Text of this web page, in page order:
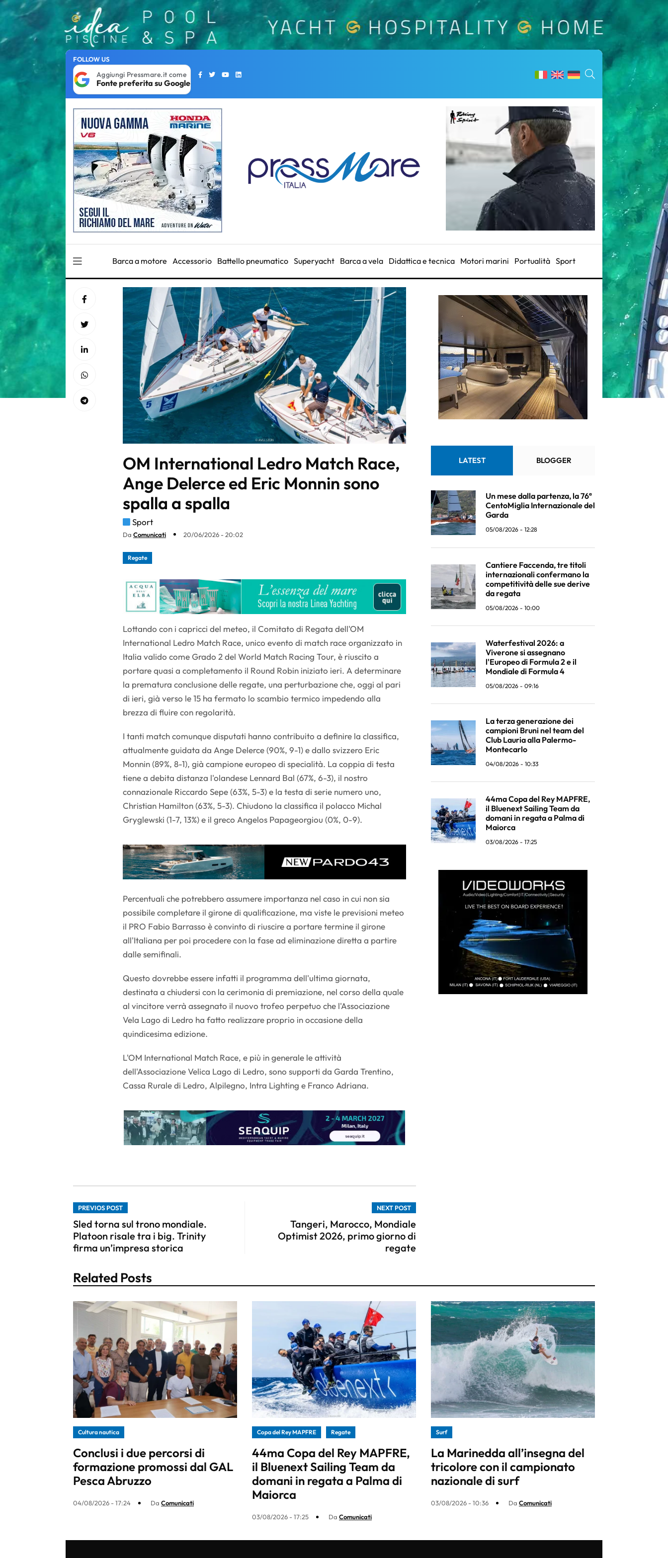
FOLLOW US
Aggiungi Pressmare.it come
Fonte preferita su Google
Barca a motore Accessorio Battello pneumatico Superyacht Barca a vela Didattica e tecnica Motori marini Portualità Sport
OM International Ledro Match Race,
Ange Delerce ed Eric Monnin sono
spalla a spalla
Sport
Da Comunicati 20/06/2026 - 20:02
Regate
Lottando con i capricci del meteo, il Comitato di Regata dell'OM
International Ledro Match Race, unico evento di match race organizzato in
Italia valido come Grado 2 del World Match Racing Tour, è riuscito a
portare quasi a completamento il Round Robin iniziato ieri. A determinare
la prematura conclusione delle regate, una perturbazione che, oggi al pari
di ieri, già verso le 15 ha fermato lo scambio termico impedendo alla
brezza di fluire con regolarità.
I tanti match comunque disputati hanno contribuito a definire la classifica,
attualmente guidata da Ange Delerce (90%, 9-1) e dallo svizzero Eric
Monnin (89%, 8-1), già campione europeo di specialità. La coppia di testa
tiene a debita distanza l'olandese Lennard Bal (67%, 6-3), il nostro
connazionale Riccardo Sepe (63%, 5-3) e la testa di serie numero uno,
Christian Hamilton (63%, 5-3). Chiudono la classifica il polacco Michal
Gryglewski (1-7, 13%) e il greco Angelos Papageorgiou (0%, 0-9).
Percentuali che potrebbero assumere importanza nel caso in cui non sia
possibile completare il girone di qualificazione, ma viste le previsioni meteo
il PRO Fabio Barrasso è convinto di riuscire a portare termine il girone
all'Italiana per poi procedere con la fase ad eliminazione diretta a partire
dalle semifinali.
Questo dovrebbe essere infatti il programma dell'ultima giornata,
destinata a chiudersi con la cerimonia di premiazione, nel corso della quale
al vincitore verrà assegnato il nuovo trofeo perpetuo che l'Associazione
Vela Lago di Ledro ha fatto realizzare proprio in occasione della
quindicesima edizione.
L'OM International Match Race, e più in generale le attività
dell'Associazione Velica Lago di Ledro, sono supporti da Garda Trentino,
Cassa Rurale di Ledro, Alpilegno, Intra Lighting e Franco Adriana.
PREVIOS POST
Sled torna sul trono mondiale.
Platoon risale tra i big. Trinity
firma un’impresa storica
NEXT POST
Tangeri, Marocco, Mondiale
Optimist 2026, primo giorno di
regate
LATEST BLOGGER
Un mese dalla partenza, la 76ª
CentoMiglia Internazionale del
Garda
05/08/2026 - 12:28
Cantiere Faccenda, tre titoli
internazionali confermano la
competitività delle sue derive
da regata
05/08/2026 - 10:00
Waterfestival 2026: a
Viverone si assegnano
l'Europeo di Formula 2 e il
Mondiale di Formula 4
05/08/2026 - 09:16
La terza generazione dei
campioni Bruni nel team del
Club Lauria alla Palermo-
Montecarlo
04/08/2026 - 10:33
44ma Copa del Rey MAPFRE,
il Bluenext Sailing Team da
domani in regata a Palma di
Maiorca
03/08/2026 - 17:25
Related Posts
Cultura nautica
Conclusi i due percorsi di
formazione promossi dal GAL
Pesca Abruzzo
04/08/2026 - 17:24 Da Comunicati
Copa del Rey MAPFRE Regate
44ma Copa del Rey MAPFRE,
il Bluenext Sailing Team da
domani in regata a Palma di
Maiorca
03/08/2026 - 17:25 Da Comunicati
Surf
La Marinedda all’insegna del
tricolore con il campionato
nazionale di surf
03/08/2026 - 10:36 Da Comunicati